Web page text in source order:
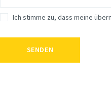
Ich stimme zu, dass meine